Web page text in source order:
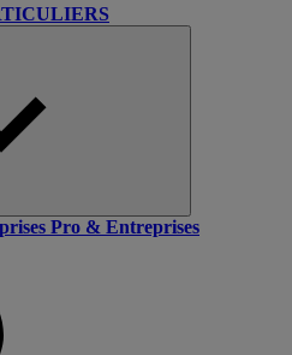
Pro & Entreprises